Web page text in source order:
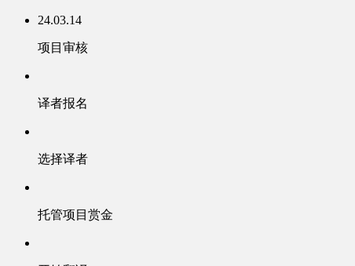
24.03.14
项目审核
译者报名
选择译者
托管项目赏金